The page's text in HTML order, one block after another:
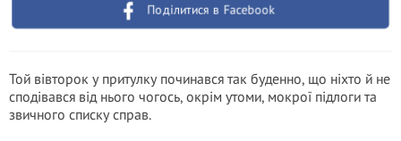
Поділитися в Facebook
Той вівторок у притулку починався так буденно, що ніхто й не
сподівався від нього чогось, окрім утоми, мокрої підлоги та
звичного списку справ.